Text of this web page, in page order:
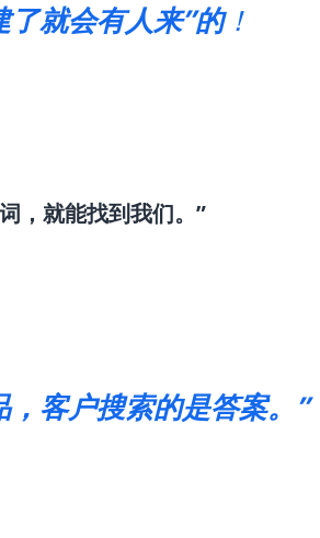
了就会有人来”的！
，就能找到我们。”
，客户搜索的是答案。”